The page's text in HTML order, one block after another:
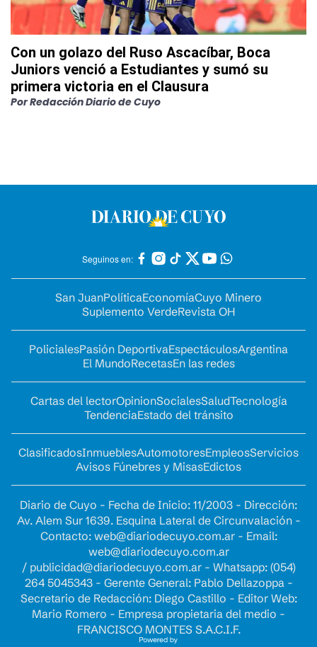
Con un golazo del Ruso Ascacíbar, Boca
Juniors venció a Estudiantes y sumó su
primera victoria en el Clausura
PorRedacción Diario de Cuyo
Seguinos en:
San JuanPolíticaEconomíaCuyo Minero
Suplemento VerdeRevista OH
PolicialesPasión DeportivaEspectáculosArgentina
El MundoRecetasEn las redes
Cartas del lectorOpinionSocialesSaludTecnología
TendenciaEstado del tránsito
ClasificadosInmueblesAutomotoresEmpleosServicios
Avisos Fúnebres y MisasEdictos
Diario de Cuyo - Fecha de Inicio: 11/2003 - Dirección:
Av. Alem Sur 1639. Esquina Lateral de Circunvalación -
Contacto: web@diariodecuyo.com.ar- Email:
web@diariodecuyo.com.ar
/ publicidad@diariodecuyo.com.ar- Whatsapp: (054)
264 5045343 - Gerente General: Pablo Dellazoppa -
Secretario de Redacción: Diego Castillo - Editor Web:
Mario Romero - Empresa propietaria del medio -
FRANCISCO MONTES S.A.C.I.F.